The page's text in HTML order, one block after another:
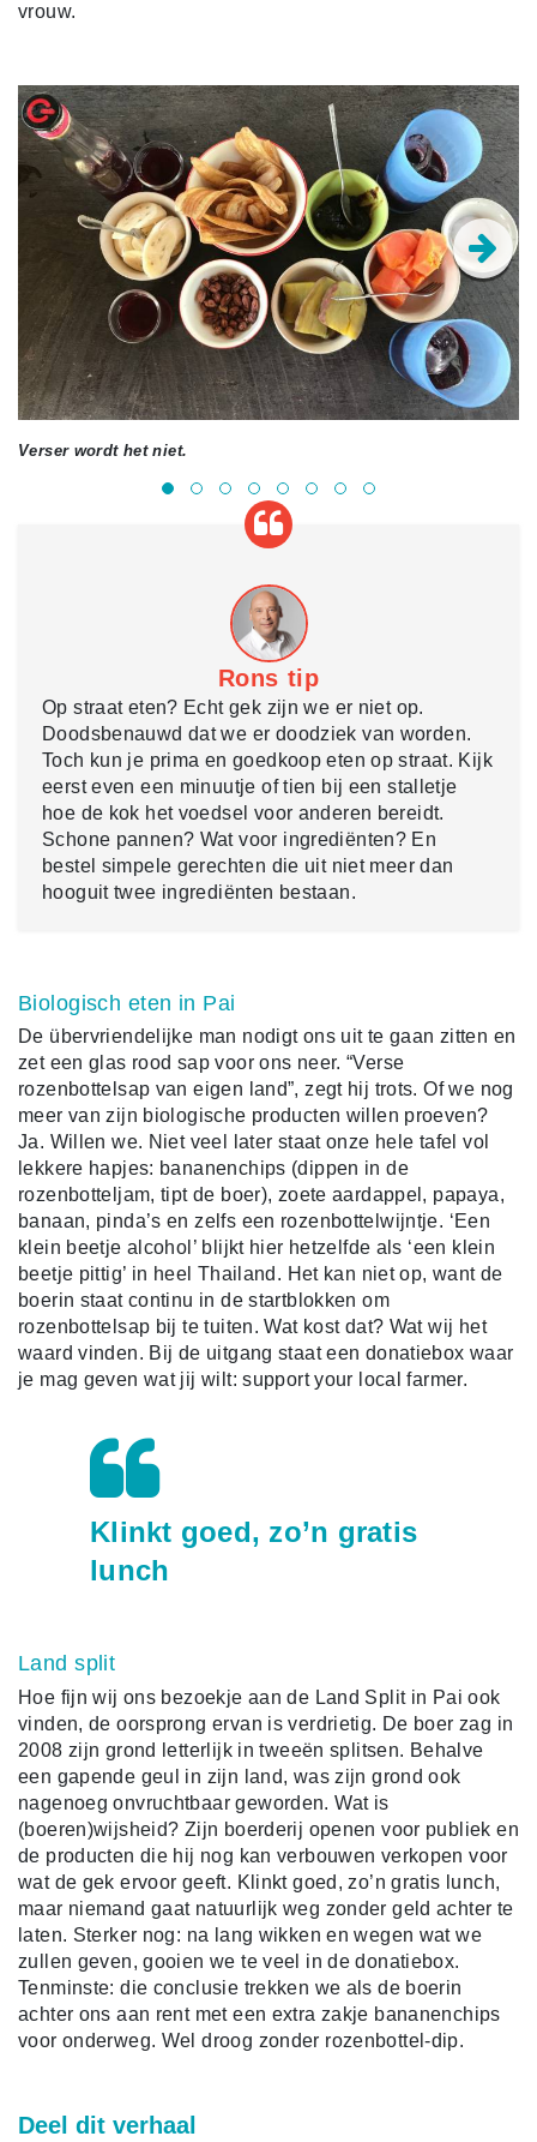
vrouw.
Verser wordt het niet.
Rons tip
Op straat eten? Echt gek zijn we er niet op.
Doodsbenauwd dat we er doodziek van worden.
Toch kun je prima en goedkoop eten op straat. Kijk
eerst even een minuutje of tien bij een stalletje
hoe de kok het voedsel voor anderen bereidt.
Schone pannen? Wat voor ingrediënten? En
bestel simpele gerechten die uit niet meer dan
hooguit twee ingrediënten bestaan.
Biologisch eten in Pai
De übervriendelijke man nodigt ons uit te gaan zitten en
zet een glas rood sap voor ons neer. “Verse
rozenbottelsap van eigen land”, zegt hij trots. Of we nog
meer van zijn biologische producten willen proeven?
Ja. Willen we. Niet veel later staat onze hele tafel vol
lekkere hapjes: bananenchips (dippen in de
rozenbotteljam, tipt de boer), zoete aardappel, papaya,
banaan, pinda’s en zelfs een rozenbottelwijntje. ‘Een
klein beetje alcohol’ blijkt hier hetzelfde als ‘een klein
beetje pittig’ in heel Thailand. Het kan niet op, want de
boerin staat continu in de startblokken om
rozenbottelsap bij te tuiten. Wat kost dat? Wat wij het
waard vinden. Bij de uitgang staat een donatiebox waar
je mag geven wat jij wilt: support your local farmer.
Klinkt goed, zo’n gratis
lunch
Land split
Hoe fijn wij ons bezoekje aan de Land Split in Pai ook
vinden, de oorsprong ervan is verdrietig. De boer zag in
2008 zijn grond letterlijk in tweeën splitsen. Behalve
een gapende geul in zijn land, was zijn grond ook
nagenoeg onvruchtbaar geworden. Wat is
(boeren)wijsheid? Zijn boerderij openen voor publiek en
de producten die hij nog kan verbouwen verkopen voor
wat de gek ervoor geeft. Klinkt goed, zo’n gratis lunch,
maar niemand gaat natuurlijk weg zonder geld achter te
laten. Sterker nog: na lang wikken en wegen wat we
zullen geven, gooien we te veel in de donatiebox.
Tenminste: die conclusie trekken we als de boerin
achter ons aan rent met een extra zakje bananenchips
voor onderweg. Wel droog zonder rozenbottel-dip.
Deel dit verhaal